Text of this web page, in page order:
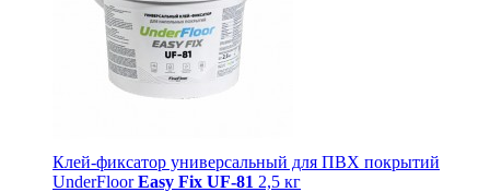
Клей-фиксатор универсальный для ПВХ покрытий
UnderFloorEasy Fix UF-81 2,5 кг